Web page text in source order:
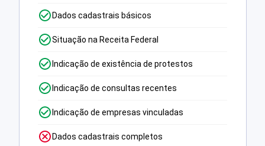
Dados cadastrais básicos
Situação na Receita Federal
Indicação de existência de protestos
Indicação de consultas recentes
Indicação de empresas vinculadas
Dados cadastrais completos